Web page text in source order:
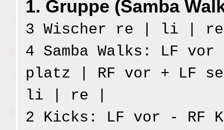
1. Gruppe (Samba
3 Wischer re | li |
4 Samba Walks: LF
platz | RF vor + LF
li | re |
2 Kicks: LF vor - RF